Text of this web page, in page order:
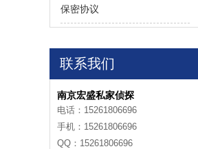
保密协议
联系我们
南京宏盛私家侦探
电话：15261806696
手机：15261806696
QQ：15261806696